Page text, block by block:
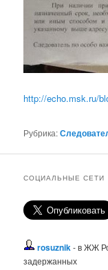
http://echo.msk.ru/
Рубрика:
СОЦИАЛЬНЫЕ СЕТИ
rosuznik- в ЖЖ
задержанных